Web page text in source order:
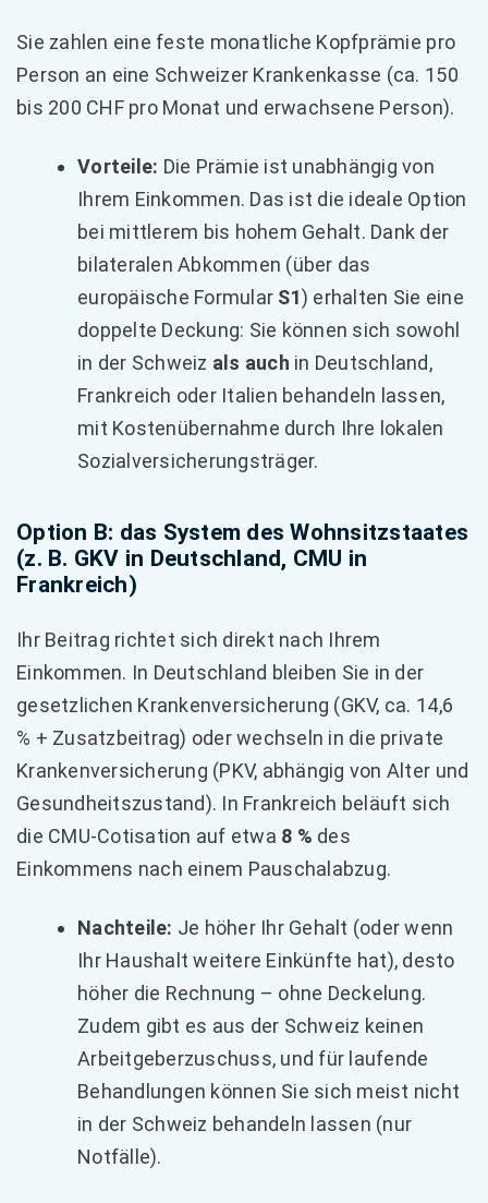
Sie zahlen eine feste monatliche Kopfprämie pro
Person an eine Schweizer Krankenkasse (ca. 150
bis 200 CHF pro Monat und erwachsene Person).
Vorteile: Die Prämie ist unabhängig von
Ihrem Einkommen. Das ist die ideale Option
bei mittlerem bis hohem Gehalt. Dank der
bilateralen Abkommen (über das
europäische Formular S1) erhalten Sie eine
doppelte Deckung: Sie können sich sowohl
in der Schweiz als auch in Deutschland,
Frankreich oder Italien behandeln lassen,
mit Kostenübernahme durch Ihre lokalen
Sozialversicherungsträger.
Option B: das System des Wohnsitzstaates
(z. B. GKV in Deutschland, CMU in
Frankreich)
Ihr Beitrag richtet sich direkt nach Ihrem
Einkommen. In Deutschland bleiben Sie in der
gesetzlichen Krankenversicherung (GKV, ca. 14,6
% + Zusatzbeitrag) oder wechseln in die private
Krankenversicherung (PKV, abhängig von Alter und
Gesundheitszustand). In Frankreich beläuft sich
die CMU-Cotisation auf etwa 8 % des
Einkommens nach einem Pauschalabzug.
Nachteile: Je höher Ihr Gehalt (oder wenn
Ihr Haushalt weitere Einkünfte hat), desto
höher die Rechnung – ohne Deckelung.
Zudem gibt es aus der Schweiz keinen
Arbeitgeberzuschuss, und für laufende
Behandlungen können Sie sich meist nicht
in der Schweiz behandeln lassen (nur
Notfälle).